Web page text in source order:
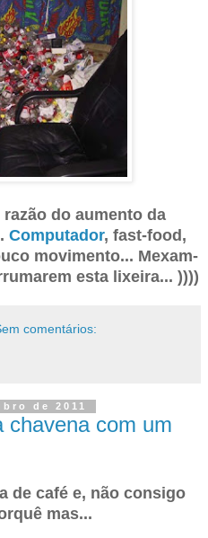
do aumento da
Computador, fast-food,
movimento... Mexam-
esta lixeira... ))))
comentários:
de 2011
chavena com um
de café e, não consigo
mas...